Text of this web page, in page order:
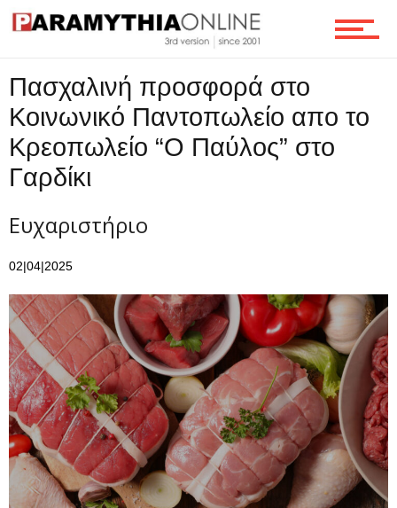
Επικοινωνία
Πασχαλινή προσφορά στο
Κοινωνικό Παντοπωλείο απο το
Κρεοπωλείο “Ο Παύλος” στο
Γαρδίκι
Ευχαριστήριο
02|04|2025